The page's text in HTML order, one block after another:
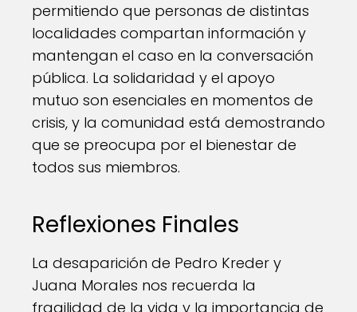
permitiendo que personas de distintas
localidades compartan información y
mantengan el caso en la conversación
pública. La solidaridad y el apoyo
mutuo son esenciales en momentos de
crisis, y la comunidad está demostrando
que se preocupa por el bienestar de
todos sus miembros.
Reflexiones Finales
La desaparición de Pedro Kreder y
Juana Morales nos recuerda la
fragilidad de la vida y la importancia de